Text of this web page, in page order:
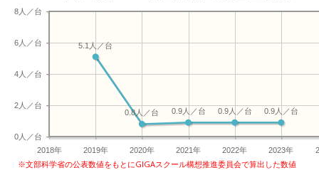
2018年 2019年 2020年 2021年 2022年 2023年
0人／台
2人／台
4人／台
6人／台
8人／台
0.9人／台
0.9人／台
0.9人／台
0.8人／台
5.1人／台
※文部科学省の公表数値をもとにGIGAスクール構想推進委員会で算出した数値